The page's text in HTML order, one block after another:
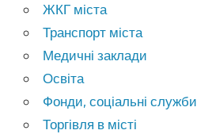
ЖКГ міста
Транспорт міста
Медичні заклади
Освіта
Фонди, соціальні служби
Торгівля в місті